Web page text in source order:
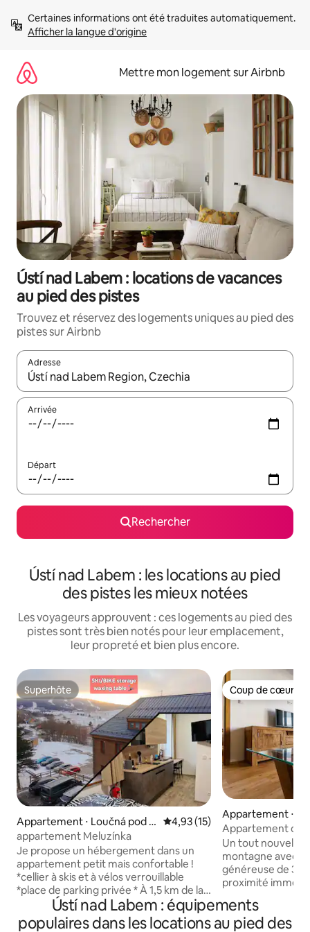
directement
Afficher la langue d'origine
Mettre mon logement sur Airbnb
Ústí nad Labem : locations de vacances
au pied des pistes
Trouvez et réservez des logements uniques au pied des
pistes sur Airbnb
Adresse
Lorsque les résultats s'affichent, utilisez les flèches vers le
Arrivée
Départ
Rechercher
Ústí nad Labem : les locations au pied
des pistes les mieux notées
Les voyageurs approuvent : ces logements au pied des
pistes sont très bien notés pour leur emplacement,
leur propreté et bien plus encore.
Superhôte
Superhôte
Appartement ⋅ Loučná pod Kl
ínovcem
Évaluation moyenne sur la
4,93 (15)
appartement Meluzínka
Je propose un hébergement dans un
appartement petit mais confortable !
*cellier à skis et à vélos verrouillable
*place de parking privée * À 1,5 km de la
station de ski (pistes de ski en hiver,
sentiers de randonnée en été (à
Coup de cœur
Coup de cœur
Appartement ⋅
vcem
Appartement de
Klínovec
Un tout nouvel
montagne avec
généreuse de
proximité
L’appartement
pour 2+2
Ústí nad Labem : équipements
populaires dans les locations au pied des